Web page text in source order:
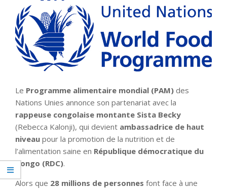
Le Programme alimentaire mondial (PAM) des
Nations Unies annonce son partenariat avec la
rappeuse congolaise montante Sista Becky
(Rebecca Kalonji), qui devient ambassadrice de haut
niveau pour la promotion de la nutrition et de
l’alimentation saine en République démocratique du
Congo (RDC).
Alors que 28 millions de personnes font face à une